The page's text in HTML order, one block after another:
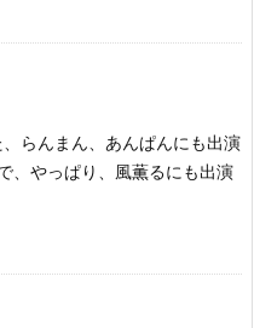
らんまん、あんぱんにも出演
、やっぱり、風薫るにも出演